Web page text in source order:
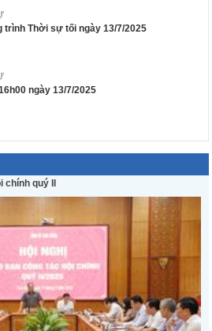
trình Thời sự tối ngày 13/7/2025
ngày 13/7/2025
quý II